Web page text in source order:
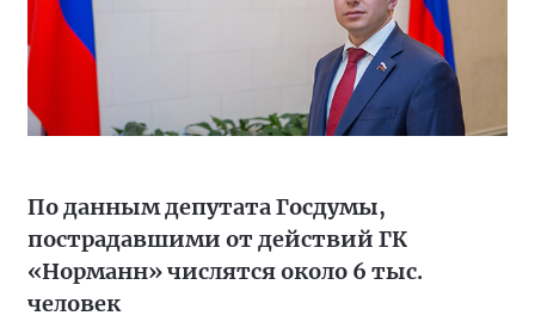
По данным депутата Госдумы,
пострадавшими от действий ГК
«Норманн» числятся около 6 тыс.
человек